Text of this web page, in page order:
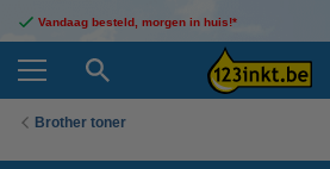
Vandaag besteld, morgen in huis!*
Brother toner